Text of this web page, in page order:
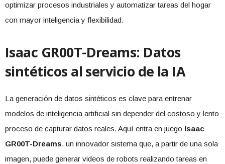
optimizar procesos industriales y automatizar tareas del hogar
con mayor inteligencia y flexibilidad.
Isaac GR00T-Dreams: Datos
sintéticos al servicio de la IA
La generación de datos sintéticos es clave para entrenar
modelos de inteligencia artificial sin depender del costoso y lento
proceso de capturar datos reales. Aquí entra en juego Isaac
GR00T-Dreams, un innovador sistema que, a partir de una sola
imagen, puede generar videos de robots realizando tareas en